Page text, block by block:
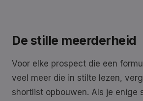
De stille meerderheid
Voor elke prospect die een
veel meer die in stilte lezen,
shortlist opbouwen. Als je enige